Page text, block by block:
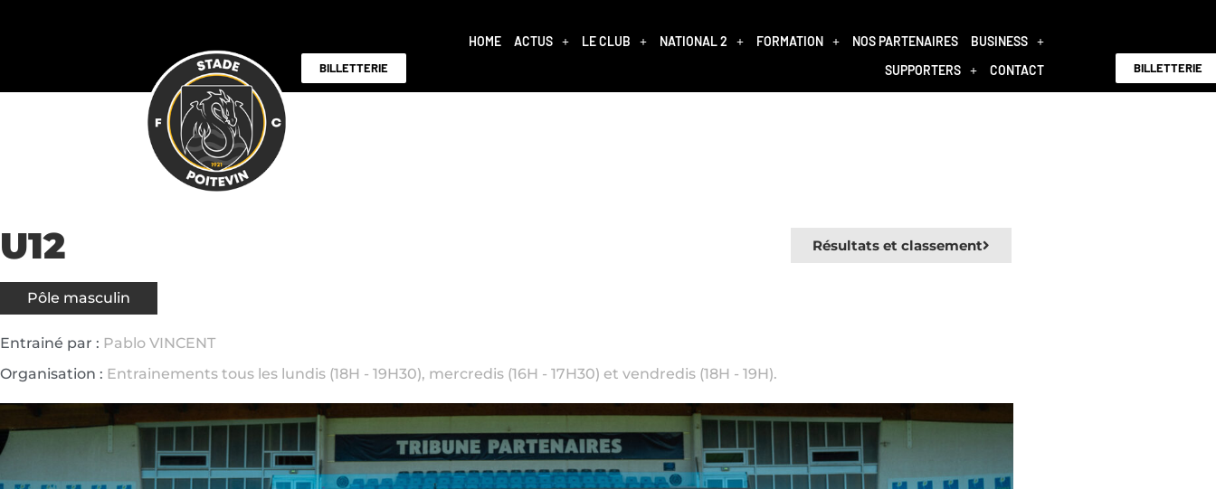
BILLETTERIE
HOME ACTUS LE CLUB NATIONAL 2 FORMATION NOS PARTENAIRES
BUSINESS
SUPPORTERS
CONTACT BILLETTERIE
U12 Résultats et classement
Pôle masculin
Entrainé par : Pablo VINCENT
Organisation : Entrainements tous les lundis (18H - 19H30), mercredis (16H - 17H30) et vendredis (18H - 19H).